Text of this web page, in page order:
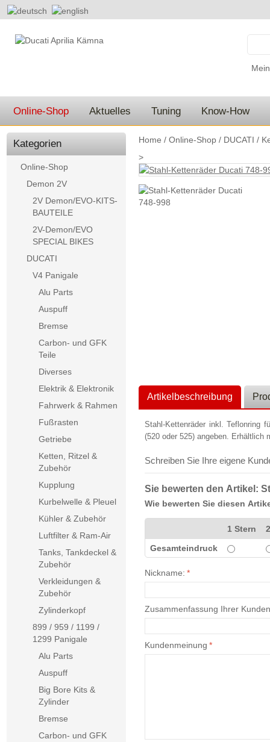
Online-Shop Aktuelles Tuning Know-How
Home / Online-Shop / DUCATI /
>
Artikelbeschreibung
Stahl-Kettenräder inkl. Teflonring
(520 oder 525) angeben. Erhältlich
Schreiben Sie Ihre eigene
Sie bewerten den Artikel:
Wie bewerten Sie diesen
1 Stern
Gesamteindruck
*
Nickname:
Zusammenfassung Ihrer
*
Kundenmeinung
Kategorien
Online-Shop
Demon 2V
2V Demon/EVO-KITS-
BAUTEILE
2V-Demon/EVO
SPECIAL BIKES
DUCATI
V4 Panigale
Alu Parts
Auspuff
Bremse
Carbon- und GFK
Teile
Diverses
Elektrik & Elektronik
Fahrwerk & Rahmen
Fußrasten
Getriebe
Ketten, Ritzel &
Zubehör
Kupplung
Kurbelwelle & Pleuel
Kühler & Zubehör
Luftfilter & Ram-Air
Tanks, Tankdeckel &
Zubehör
Verkleidungen &
Zubehör
Zylinderkopf
899 / 959 / 1199 /
1299 Panigale
Alu Parts
Auspuff
Big Bore Kits &
Zylinder
Bremse
Carbon- und GFK